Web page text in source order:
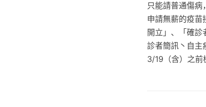
只能請普通傷
申請無薪的疫苗
開立」、「確
診者簡訊丶自
3/19（含）之前